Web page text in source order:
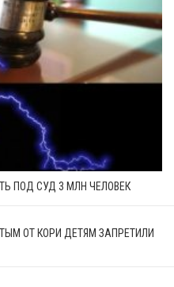
ПОД СУД 3 МЛН ЧЕЛОВЕК
ОТ КОРИ ДЕТЯМ ЗАПРЕТИЛИ